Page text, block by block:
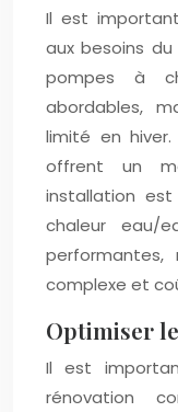
Il est
aux besoins
pompes à
abordables,
limité en
offrent un
installation
chaleur eau/
complexe et
Optimiser
Il est
rénovation